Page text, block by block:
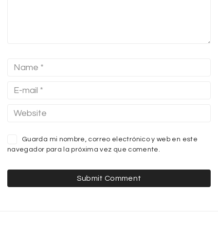
Guarda mi nombre, correo electrónico y web en este
navegador para la próxima vez que comente.